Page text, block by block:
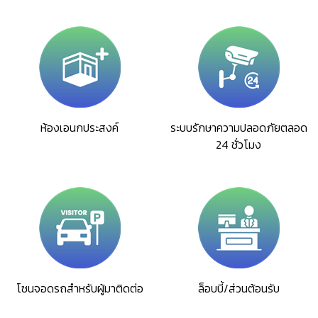
ห้องเอนกประสงค์
ระบบรักษาความปลอดภัยตลอด
24 ชั่วโมง
โซนจอดรถสำหรับผู้มาติดต่อ ล็อบบี้/ส่วนต้อนรับ